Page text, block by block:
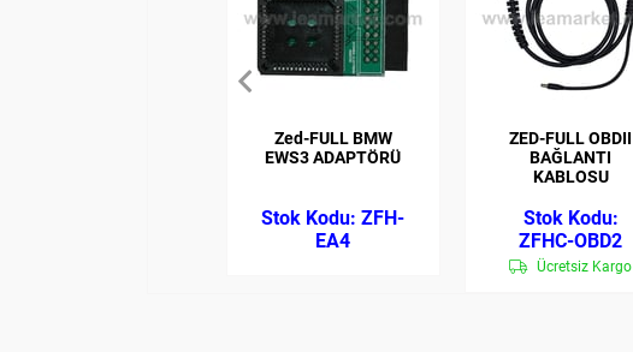
Zed-FULL BMW
EWS3 ADAPTÖRÜ
ZFH-
EA4
ZED-FULL OBDII
BAĞLANTI
KABLOSU
ZFHC-OBD2
Ücretsiz Kargo